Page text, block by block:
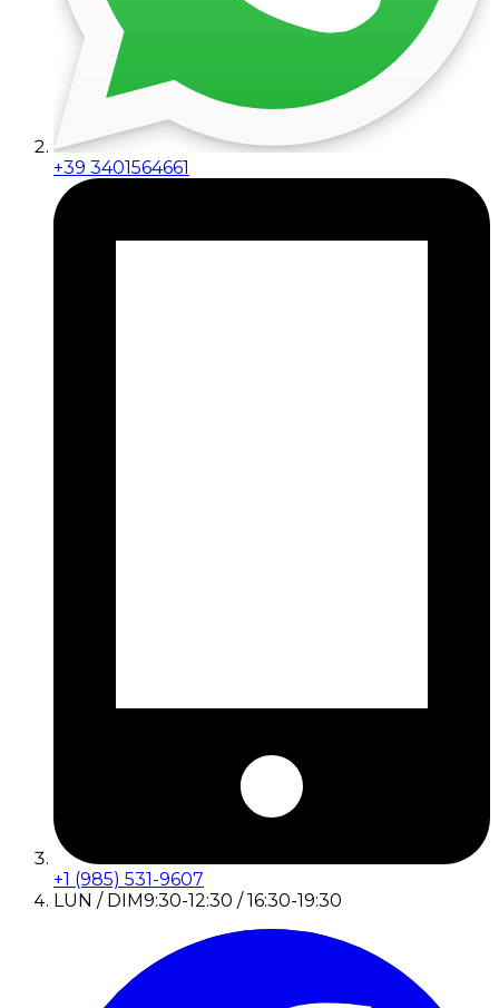
+39 3401564661
+1 (985) 531-9607
LUN / DIM9:30-12:30 / 16:30-19:30